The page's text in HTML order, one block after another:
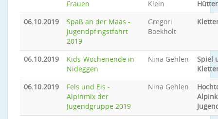
Frauen
Klein
06.10.2019
Spaß an der Maas -
Jugendpfingstfahrt
2019
Gregori
Boekholt
06.10.2019
Kids-Wochenende in
Nideggen
Nina Gehlen
Spiel
06.10.2019
Fels und Eis -
Alpinmix der
Jugendgruppe 2019
Nina Gehlen